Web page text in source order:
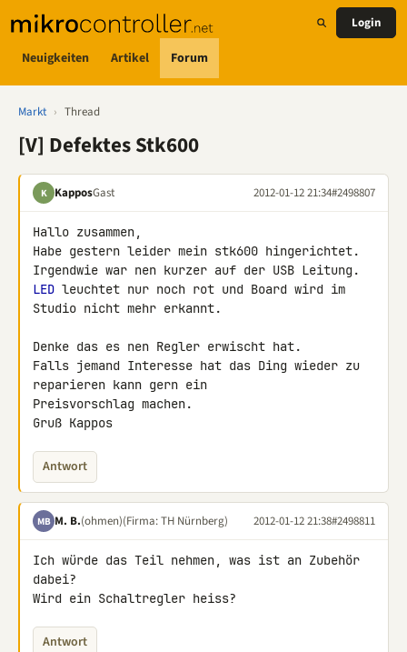
Neuigkeiten Artikel Forum
Login
Markt › Thread
[V] Defektes Stk600
K KapposGast 2012-01-12 21:34#2498807
Hallo zusammen,
Habe gestern leider mein stk600 hingerichtet.
LED leuchtet nur noch rot und Board wird im
Studio nicht mehr erkannt.
Denke das es nen Regler erwischt hat.
Falls jemand Interesse hat das Ding wieder zu
reparieren kann gern ein
Preisvorschlag machen.
Gruß Kappos
Antwort
MB M. B.(ohmen)(Firma: TH Nürnberg) 2012-01-12 21:38#2498811
Ich würde das Teil nehmen, was ist an Zubehör
dabei?
Wird ein Schaltregler heiss?
Antwort